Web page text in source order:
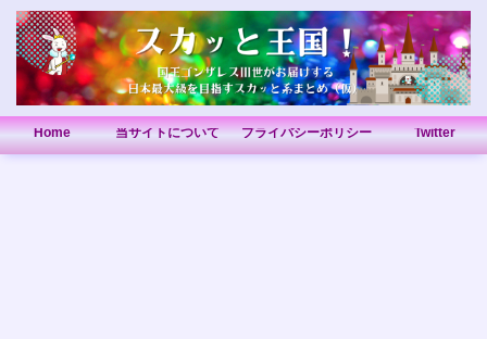
Home 当サイトについて プライバシーポリシー Twitter